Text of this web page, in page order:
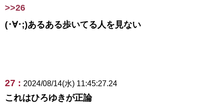
>>26
(･∀･;)あるある歩いてる人を見ない
27 : 2024/08/14(水) 11:45:27.24
これはひろゆきが正論